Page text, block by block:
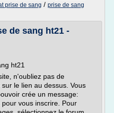
prise de sang / prise de sang
de sang ht21 -
ht21
n'oubliez pas de
le lien au dessus. Vous
crée un message:
vous inscrire. Pour